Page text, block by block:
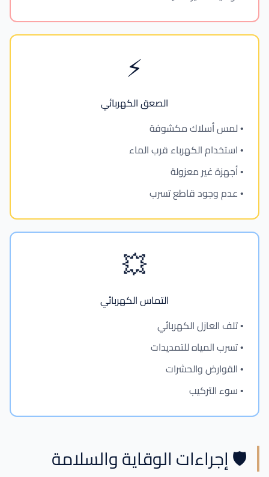
⚡
الصعق الكهربائي
• لمس أسلاك مكشوفة
• استخدام الكهرباء قرب الماء
• أجهزة غير معزولة
• عدم وجود قاطع تسرب
💥
التماس الكهربائي
• تلف العازل الكهربائي
• تسرب المياه للتمديدات
• القوارض والحشرات
• سوء التركيب
🛡️ إجراءات الوقاية والسلامة